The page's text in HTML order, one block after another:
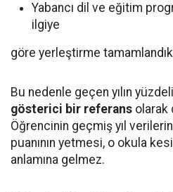
Yabancı dil ve eğitim
ilgiye
göre yerleştirme
Bu nedenle geçen yılın
gösterici bir referans olarak
Öğrencinin geçmiş yıl
puanının yetmesi, o okula
anlamına gelmez.